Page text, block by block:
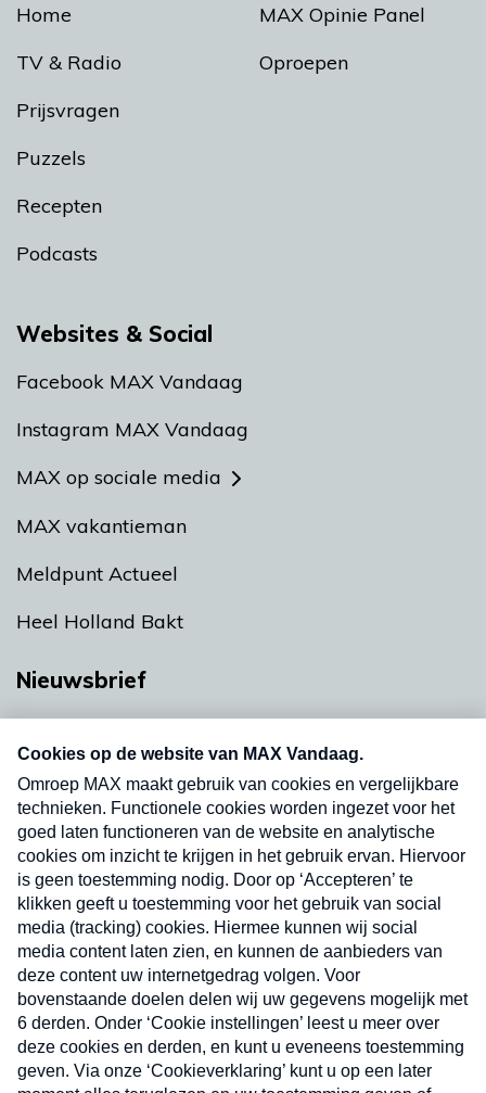
Home
TV & Radio
Prijsvragen
Puzzels
Recepten
Podcasts
MAX Opinie Panel
Oproepen
Websites & Social
Facebook MAX Vandaag
Instagram MAX Vandaag
MAX op sociale media
MAX vakantieman
Meldpunt Actueel
Heel Holland Bakt
Nieuwsbrief
nieuwsbrief. Elke vrijdag- en dinsdagochtend in
uw mailbox.
Verzend
Nieuwsbrief
Neem hier een gratis abonnement op onze